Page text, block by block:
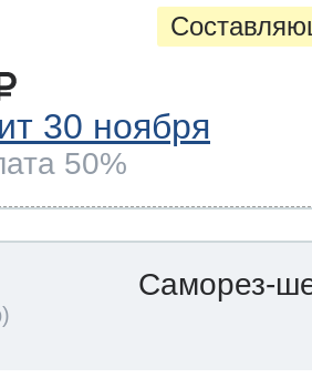
30 ноября
50%
Саморез-